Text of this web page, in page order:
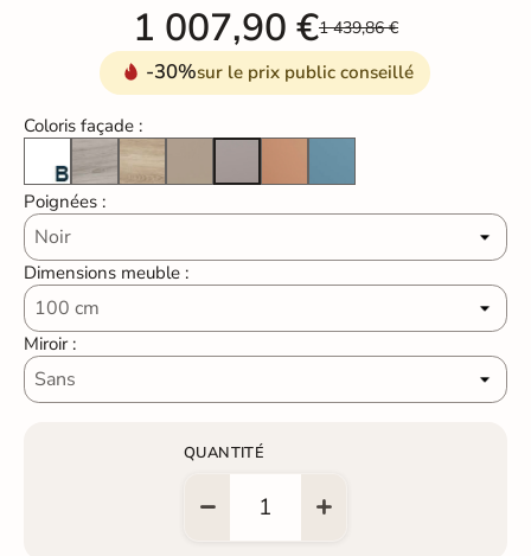
1 007,90 €1 439,86 €
-30%sur le prix public conseillé
Coloris façade :
Blanc laqué brillant
Pins grisChêne naturel
Beige Gris Mat
Mist MatSunset MatIsland Mat
Poignées :
Dimensions meuble :
Miroir :
QUANTITÉ